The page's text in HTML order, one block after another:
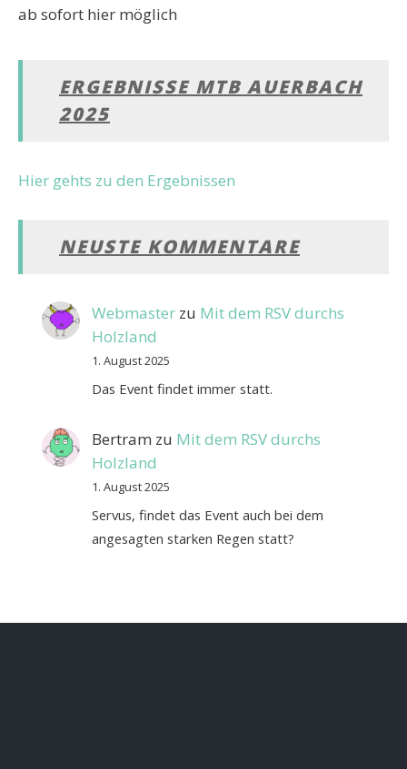
ab sofort hier möglich
ERGEBNISSE MTB AUERBACH
2025
Hier gehts zu den Ergebnissen
NEUSTE KOMMENTARE
Webmasterzu Mit dem RSV durchs
Holzland
1. August 2025
Das Event findet immer statt.
Bertram zu Mit dem RSV durchs
Holzland
1. August 2025
Servus, findet das Event auch bei dem
angesagten starken Regen statt?